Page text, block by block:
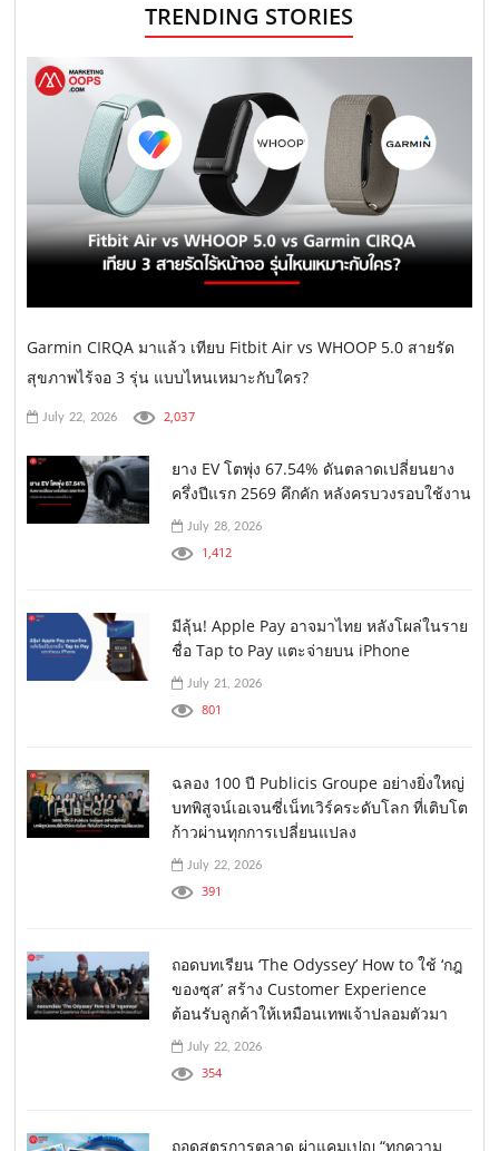
TRENDING STORIES
Garmin CIRQA มาแล้ว เทียบ Fitbit Air vs WHOOP 5.0 สายรัด
สุขภาพไร้จอ 3 รุ่น แบบไหนเหมาะกับใคร?
July 22, 2026 2,037
ยาง EV โตพุ่ง 67.54% ดันตลาดเปลี่ยนยาง
ครึ่งปีแรก 2569 คึกคัก หลังครบวงรอบใช้งาน
July 28, 2026
1,412
มีลุ้น! Apple Pay อาจมาไทย หลังโผล่ในราย
ชื่อ Tap to Pay แตะจ่ายบน iPhone
July 21, 2026
801
ฉลอง 100 ปี Publicis Groupe อย่างยิ่งใหญ่
บทพิสูจน์เอเจนซี่เน็ทเวิร์คระดับโลก ที่เติบโต
ก้าวผ่านทุกการเปลี่ยนแปลง
July 22, 2026
391
ถอดบทเรียน ‘The Odyssey’ How to ใช้ ‘กฎ
ของซุส’ สร้าง Customer Experience
ต้อนรับลูกค้าให้เหมือนเทพเจ้าปลอมตัวมา
July 22, 2026
354
ถอดสูตรการตลาด ผ่าแคมเปญ “ทุกความ